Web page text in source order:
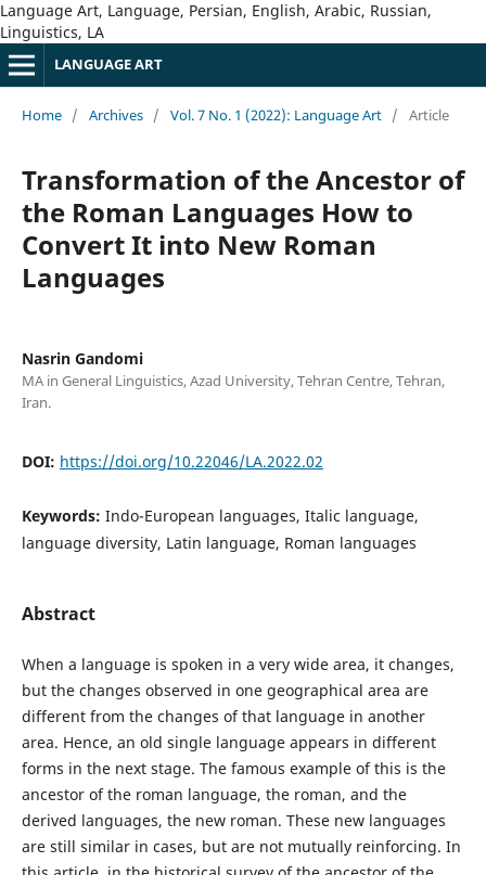
Language Art, Language, Persian, English, Arabic, Russian,
Linguistics, LA
LANGUAGE ART
Home / Archives / Vol. 7 No. 1 (2022): Language Art / Article
Transformation of the Ancestor of
the Roman Languages How to
Convert It into New Roman
Languages
Nasrin Gandomi
MA in General Linguistics, Azad University, Tehran Centre, Tehran,
Iran.
DOI: https://doi.org/10.22046/LA.2022.02
Keywords: Indo-European languages, Italic language,
language diversity, Latin language, Roman languages
Abstract
When a language is spoken in a very wide area, it changes,
but the changes observed in one geographical area are
different from the changes of that language in another
area. Hence, an old single language appears in different
forms in the next stage. The famous example of this is the
ancestor of the roman language, the roman, and the
derived languages, the new roman. These new languages
are still similar in cases, but are not mutually reinforcing. In